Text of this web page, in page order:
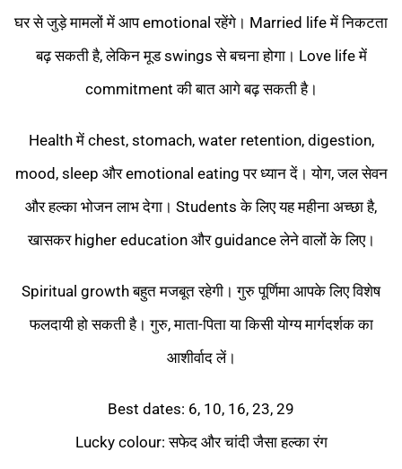
घर से जुड़े मामलों में आप emotional रहेंगे। Married life में निकटता
बढ़ सकती है, लेकिन मूड swings से बचना होगा। Love life में
commitment की बात आगे बढ़ सकती है।
Health में chest, stomach, water retention, digestion,
mood, sleep और emotional eating पर ध्यान दें। योग, जल सेवन
और हल्का भोजन लाभ देगा। Students के लिए यह महीना अच्छा है,
खासकर higher education और guidance लेने वालों के लिए।
Spiritual growth बहुत मजबूत रहेगी। गुरु पूर्णिमा आपके लिए विशेष
फलदायी हो सकती है। गुरु, माता-पिता या किसी योग्य मार्गदर्शक का
आशीर्वाद लें।
Best dates: 6, 10, 16, 23, 29
Lucky colour: सफेद और चांदी जैसा हल्का रंग